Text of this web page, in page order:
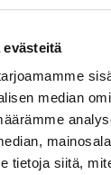
evästeitä
median
tietoja siitä,